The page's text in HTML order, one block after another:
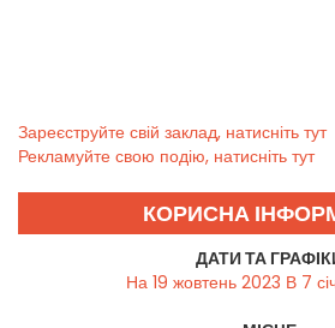
Зареєструйте свій заклад, натисніть тут
Рекламуйте свою подію, натисніть тут
КОРИСНА
ДАТИ ТА
На 19 жовтень 2023 В 7